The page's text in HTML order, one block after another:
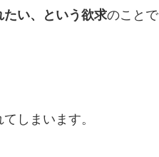
い、という欲求のことで
しまいます。